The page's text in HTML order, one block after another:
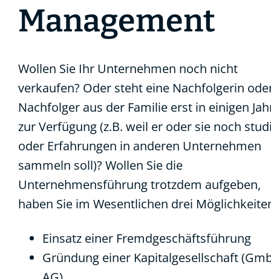
Management
Wollen Sie Ihr Unternehmen noch nicht
verkaufen? Oder steht eine Nachfolgerin
Nachfolger aus der Familie erst in einigen
zur Verfügung (z.B. weil er oder sie noch
oder Erfahrungen in anderen Unternehmen
sammeln soll)? Wollen Sie die
Unternehmensführung trotzdem aufgeben,
haben Sie im Wesentlichen drei
Einsatz einer Fremdgeschäftsführung
Gründung einer Kapitalgesellschaft